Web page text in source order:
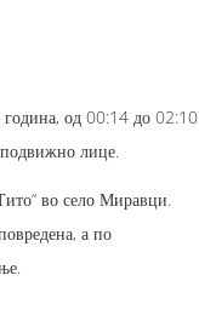
година, од 00:14 до 02:10
лице.
во село Миравци.
а по